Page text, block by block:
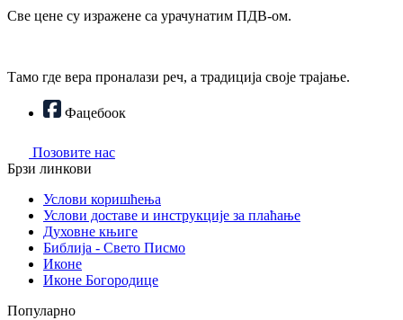
Све цене су изражене са урачунатим ПДВ-ом.
Тамо где вера проналази реч, а традиција своје трајање.
Фацебоок
Позовите нас
Брзи линкови
Услови коришћења
Услови доставе и инструкције за плаћање
Духовне књиге
Библија - Свето Писмо
Иконе
Иконе Богородице
Популарно